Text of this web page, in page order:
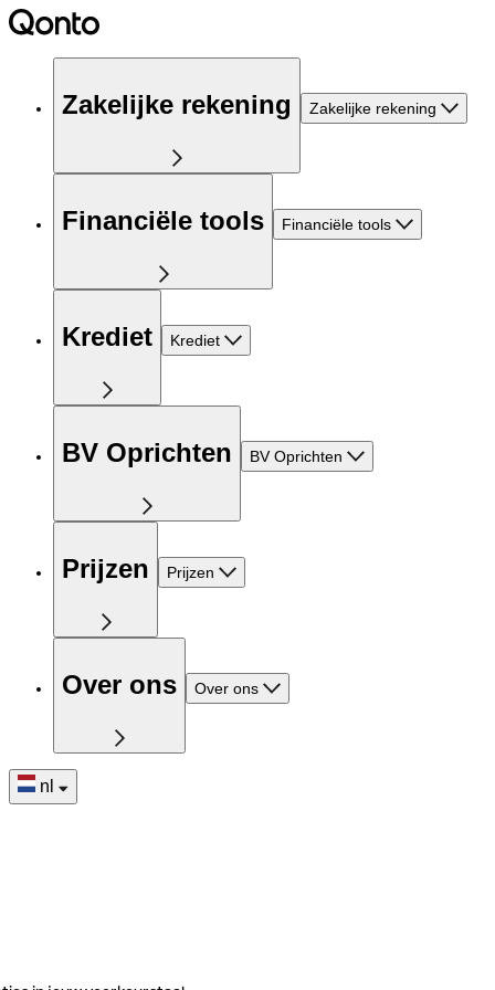
Zakelijke rekening Zakelijke rekening
Financiële tools Financiële tools
Krediet Krediet
BV Oprichten BV Oprichten
Prijzen Prijzen
Over ons Over ons
nl